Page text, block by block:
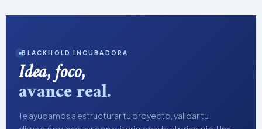
BLACKHOLD INCUBADORA
Idea, foco,
avance real.
Te ayudamos a estructurar tu proyecto, validar tu